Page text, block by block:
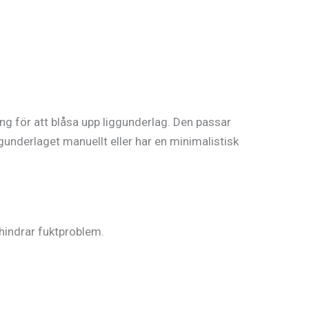
för att blåsa upp liggunderlag. Den passar
manuellt eller har en minimalistisk
fuktproblem.